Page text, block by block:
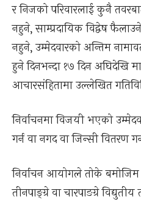
र निजको परिवारलाई कुनै
नहुने, साम्प्रदायिक विद्वेष
नहुने, उम्मेदवारको अन्तिम
हुने दिनभन्दा १७ दिन अघिदेखि
आचारसंहितामा उल्लेखित
निर्वाचनमा विजयी भएको
गर्न वा नगद वा जिन्सी वितरण
निर्वाचन आयोगले तोके बमोजिम
तीनपाङ्ग्रे वा चारपाङग्रे